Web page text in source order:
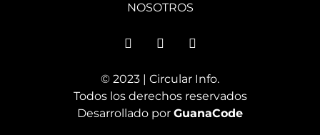
NOSOTROS
© 2023 | Circular Info.
Todos los derechos reservados
Desarrollado por GuanaCode